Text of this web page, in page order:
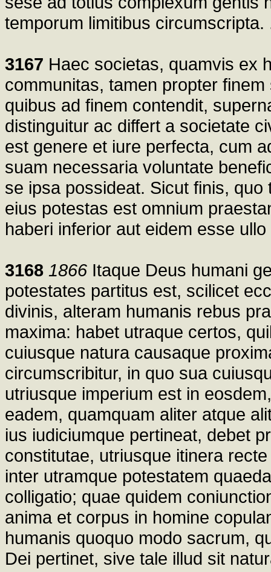
temporum limitibus circumscripta.
3167 Haec societas, quamvis ex
communitas, tamen propter
quibus ad finem contendit,
distinguitur ac differt a societate
est genere et iure perfecta, cum
suam necessaria voluntate
se ipsa possideat. Sicut finis,
eius potestas est omnium
haberi inferior aut eidem esse
3168 1866 Itaque Deus humani
potestates partitus est, scilicet
divinis, alteram humanis rebus
maxima: habet utraque certos,
cuiusque natura causaque
circumscribitur, in quo sua
utriusque imperium est in
eadem, quamquam aliter atque
ius iudiciumque pertineat, debet
constitutae, utriusque itinera
inter utramque potestatem
colligatio; quae quidem
anima et corpus in homine
humanis quoquo modo sacrum,
Dei pertinet, sive tale illud sit